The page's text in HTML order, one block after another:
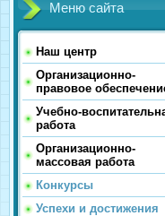
Меню сайта
Наш центр
Организационно-
правовое
Учебно-
работа
Организационно-
массовая работа
Конкурсы
Успехи и достижения